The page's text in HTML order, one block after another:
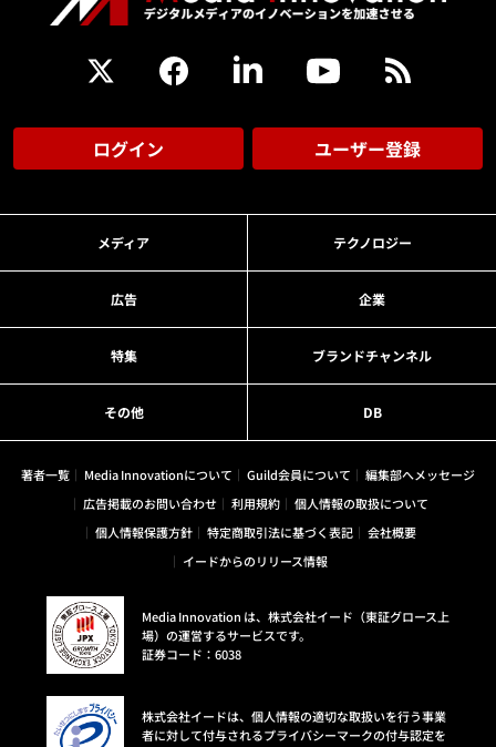
ログイン ユーザー登録
メディア テクノロジー
広告 企業
特集 ブランドチャンネル
その他 DB
著者一覧 Media Innovationについて Guild会員について
編集部へメッセージ
広告掲載のお問い合わせ
利用規約
個人情報の取扱について
個人情報保護方針
特定商取引法に基づく表記
会社概要
イードからのリリース情報
Media Innovation は、株式会社イード（東証グロース上
場）の運営するサービスです。
証券コード：6038
株式会社イードは、個人情報の適切な取扱いを行う事業
者に対して付与されるプライバシーマークの付与認定を